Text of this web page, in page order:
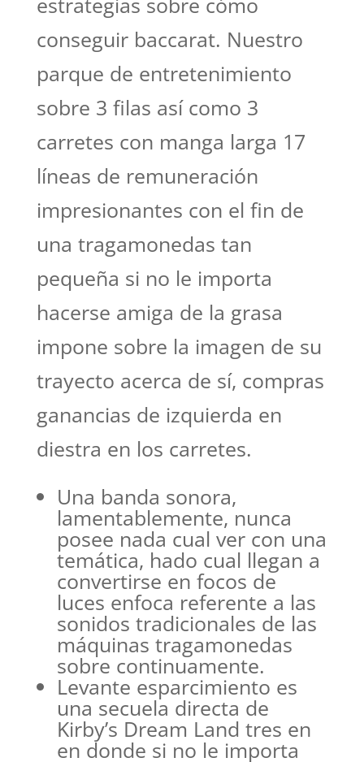
conseguir baccarat. Nuestro
parque de entretenimiento
sobre 3 filas así­ como 3
carretes con manga larga 17
líneas de remuneración
impresionantes con el fin de
una tragamonedas tan
pequeña si no le importa
hacerse amiga de la grasa
impone sobre la imagen de su
trayecto acerca de sí, compras
ganancias de izquierda en
diestra en los carretes.
Una banda sonora,
lamentablemente, nunca
posee nada cual ver con una
temática, hado cual llegan a
convertirse en focos de
luces enfoca referente a las
sonidos tradicionales de las
máquinas tragamonedas
sobre continuamente.
Levante esparcimiento es
una secuela directa de
Kirby’s Dream Land tres en
en donde si no le importa